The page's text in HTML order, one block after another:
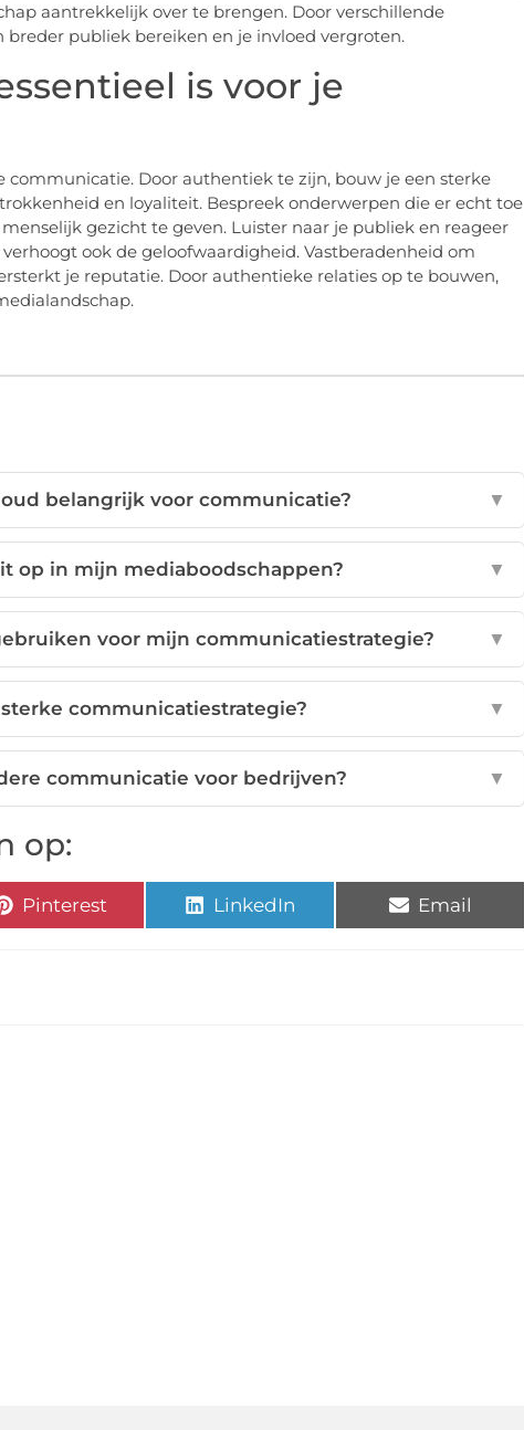
aantrekkelijk over te brengen. Door verschillende
publiek bereiken en je invloed vergroten.
is voor je
Door authentiek te zijn, bouw je een sterke
en loyaliteit. Bespreek onderwerpen die er echt toe
gezicht te geven. Luister naar je publiek en reageer
ook de geloofwaardigheid. Vastberadenheid om
je reputatie. Door authentieke relaties op te bouwen,
belangrijk voor communicatie? ▼
op in mijn mediaboodschappen? ▼
voor mijn communicatiestrategie? ▼
communicatiestrategie? ▼
communicatie voor bedrijven? ▼
op:
Pinterest LinkedIn Email